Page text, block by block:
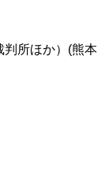
判所ほか）(熊本